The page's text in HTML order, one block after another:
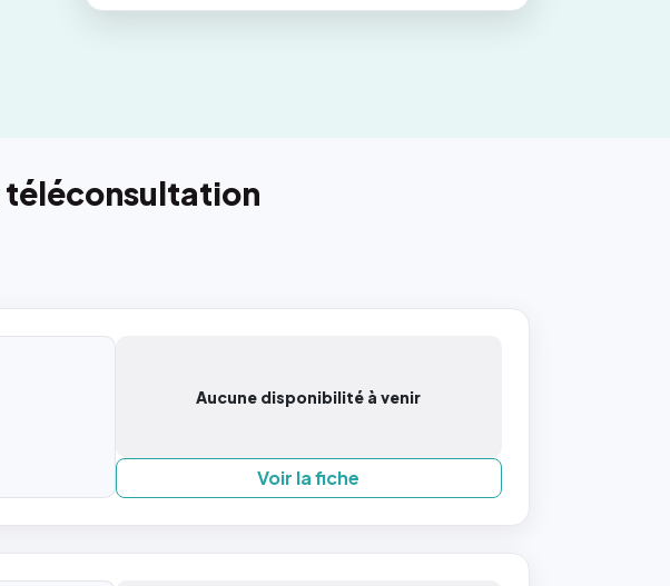
téléconsultation
Aucune disponibilité à venir
Voir la fiche